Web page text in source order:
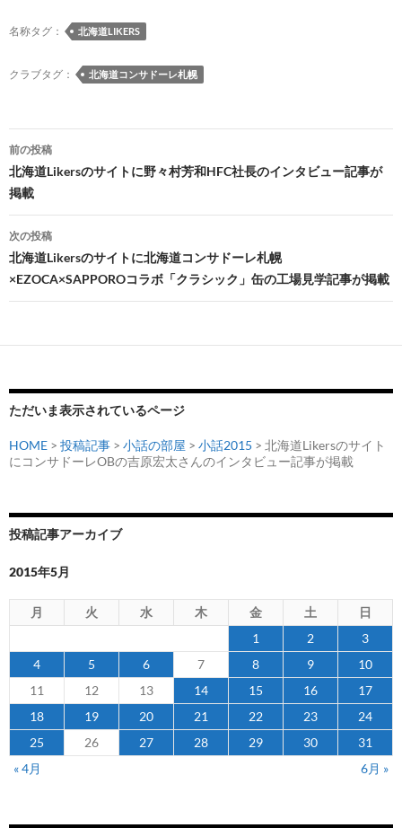
名称タグ： 北海道LIKERS
クラブタグ： 北海道コンサドーレ札幌
投
稿
ナ
ビ
ゲ
ー
ン
前の投稿
北海道Likersのサイトに野々村芳和HFC社長のインタビュー記事が
掲載
次の投稿
北海道Likersのサイトに北海道コンサドーレ札幌
×EZOCA×SAPPOROコラボ「クラシック」缶の工場見学記事が掲載
ただいま表示されているページ
HOME > 投稿記事 > 小話の部屋 > 小話2015 > 北海道Likersのサイト
にコンサドーレOBの吉原宏太さんのインタビュー記事が掲載
投稿記事アーカイブ
2015年5月
月 火 水 木 金 土
日
1
2
3
4
5 6 7 8 9
10
11
12 13 14 15 16
17
18
19 20 21 22 23
24
25
26 27 28 29 30
31
« 4月
6月 »